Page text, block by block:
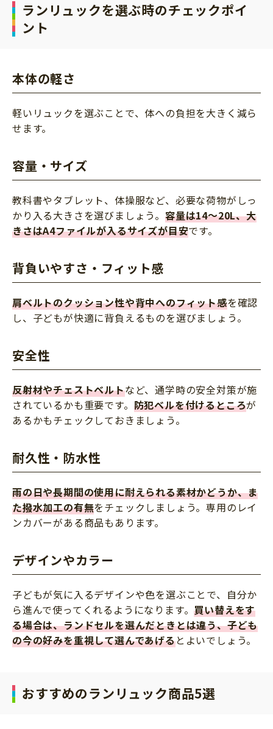
ランリュックを選ぶ時のチェックポイ
ント
本体の軽さ
軽いリュックを選ぶことで、体への負担を大きく減ら
せます。
容量・サイズ
教科書やタブレット、体操服など、必要な荷物がしっ
かり入る大きさを選びましょう。 容量は14～20L、大
きさはA4ファイルが入るサイズが目安です。
背負いやすさ・フィット感
肩ベルトのクッション性や背中へのフィット感を確認
し、子どもが快適に背負えるものを選びましょう。
安全性
反射材やチェストベルトなど、通学時の安全対策が施
されているかも重要です。 防犯ベルを付けるところが
あるかもチェックしておきましょう。
耐久性・防水性
雨の日や長期間の使用に耐えられる素材かどうか、ま
た撥水加工の有無をチェックしましょう。専用のレイ
ンカバーがある商品もあります。
デザインやカラー
子どもが気に入るデザインや色を選ぶことで、自分か
ら進んで使ってくれるようになります。買い替えをす
る場合は、ランドセルを選んだときとは違う、子ども
の今の好みを重視して選んであげるとよいでしょう。
おすすめのランリュック商品5選